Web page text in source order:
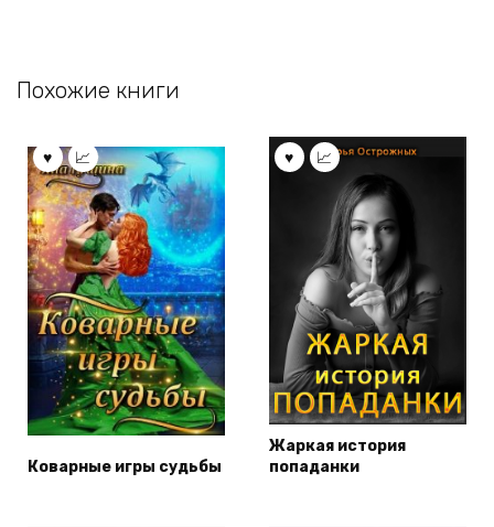
Похожие книги
Коварные игры судьбы
Жаркая история
попаданки